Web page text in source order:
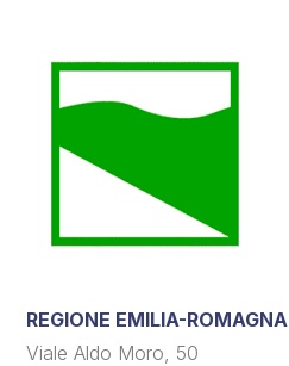
REGIONE EMILIA-ROMAGNA
Viale Aldo Moro, 50